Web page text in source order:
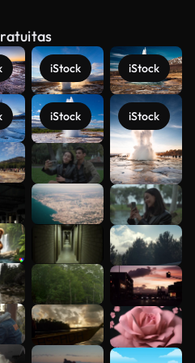
iStock
iStock
iStock
iStock
Ver más